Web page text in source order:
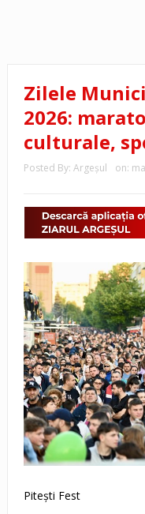
Zilele
2026:
culturale,
Posted By: Argeşul on:
Pitești Fest